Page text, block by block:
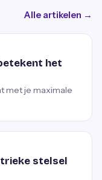
Alle artikelen →
het
met je maximale
stelsel